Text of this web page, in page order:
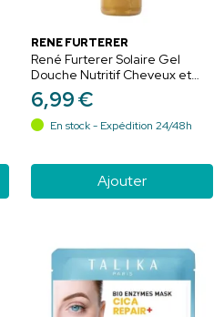
RENÉ FURTERER
René Furterer Solaire Gel
Douche Nutritif Cheveux et
Corps 200 ml - Lave en
douceur, nourrit
6,99€
En stock - Expédition 24/48h
Ajouter